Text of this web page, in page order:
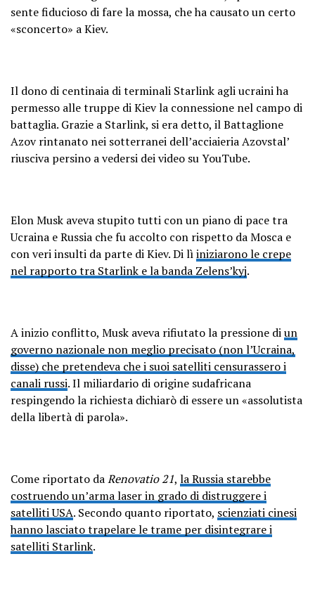
sente fiducioso di fare la mossa, che ha causato un certo
«sconcerto» a Kiev.
Il dono di centinaia di terminali Starlink agli ucraini ha
permesso alle truppe di Kiev la connessione nel campo di
battaglia. Grazie a Starlink, si era detto, il Battaglione
Azov rintanato nei sotterranei dell’acciaieria Azovstal’
riusciva persino a vedersi dei video su YouTube.
Elon Musk aveva stupito tutti con un piano di pace tra
Ucraina e Russia che fu accolto con rispetto da Mosca e
con veri insulti da parte di Kiev. Di lìiniziarono le crepe
nel rapporto tra Starlink e la banda Zelens’kyj.
A inizio conflitto, Musk aveva rifiutato la pressione diun
governo nazionale non meglio precisato (non l’Ucraina,
disse) che pretendeva che i suoi satelliti censurassero i
canali russi. Il miliardario di origine sudafricana
respingendo la richiesta dichiarò di essere un «assolutista
della libertà di parola».
Come riportato daRenovatio 21, la Russia starebbe
costruendo un’arma laser in grado di distruggere i
satelliti USA. Secondo quanto riportato, scienziati cinesi
hanno lasciato trapelare le trame per disintegrare i
satelliti Starlink.